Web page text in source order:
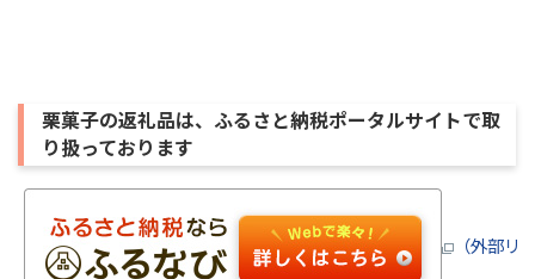
栗菓子の返礼品は、ふるさと納税ポータルサイトで取
り扱っております
（外部リ